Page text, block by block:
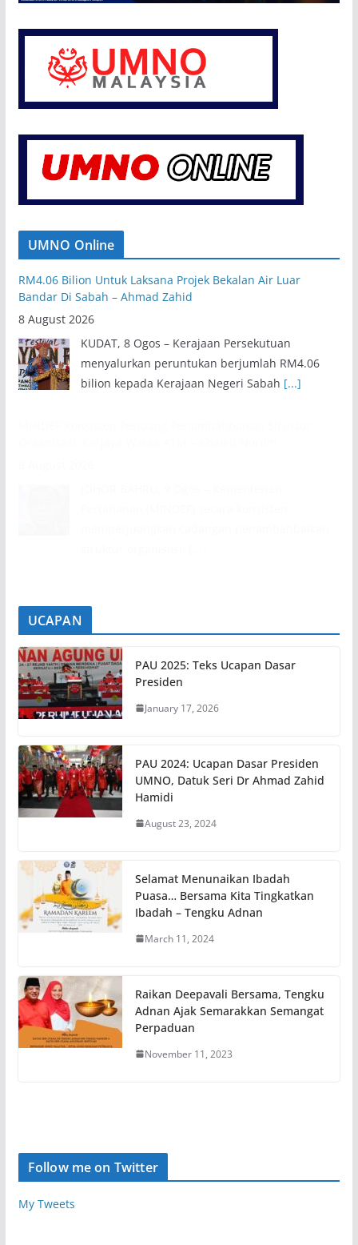
UMNO Online
RM4.06 Bilion Untuk Laksana Projek Bekalan Air Luar
Bandar Di Sabah – Ahmad Zahid
8 August 2026
KUDAT, 8 Ogos – Kerajaan Persekutuan
menyalurkan peruntukan berjumlah RM4.06
bilion kepada Kerajaan Negeri Sabah [...]
UCAPAN
PAU 2025: Teks Ucapan Dasar
Presiden
January 17, 2026
PAU 2024: Ucapan Dasar Presiden
UMNO, Datuk Seri Dr Ahmad Zahid
Hamidi
August 23, 2024
Selamat Menunaikan Ibadah
Puasa… Bersama Kita Tingkatkan
Ibadah – Tengku Adnan
March 11, 2024
Raikan Deepavali Bersama, Tengku
Adnan Ajak Semarakkan Semangat
Perpaduan
November 11, 2023
Follow me on Twitter
My Tweets